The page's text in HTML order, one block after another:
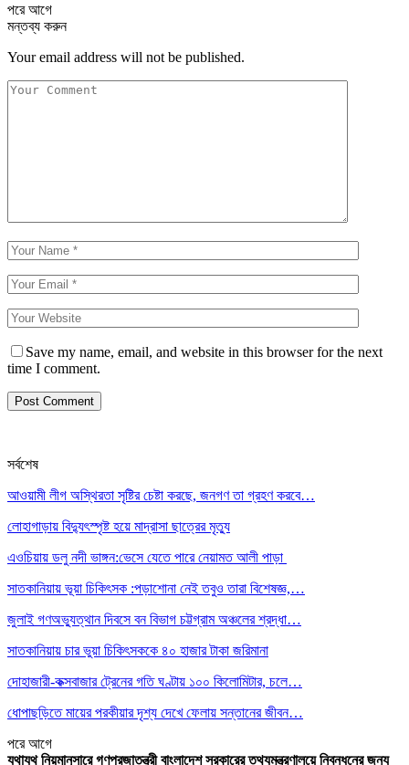
পরেআগে
মন্তব্য করুন
Your email address will not be published.
Save my name, email, and website in this browser for the next
time I comment.
সর্বশেষ
আওয়ামী লীগ অস্থিরতা সৃষ্টির চেষ্টা করছে, জনগণ তা গ্রহণ করবে…
লোহাগাড়ায় বিদ্যুৎস্পৃষ্ট হয়ে মাদ্রাসা ছাত্রের মৃত্যু
এওচিয়ায় ডলু নদী ভাঙ্গন:ভেসে যেতে পারে নেয়ামত আলী পাড়া
সাতকানিয়ায় ভূয়া চিকিৎসক :পড়াশোনা নেই তবুও তারা বিশেষজ্ঞ,…
জুলাই গণঅভ্যুত্থান দিবসে বন বিভাগ চট্টগ্রাম অঞ্চলের শ্রদ্ধা…
সাতকানিয়ায় চার ভুয়া চিকিৎসককে ৪০ হাজার টাকা জরিমানা
দোহাজারী-কক্সবাজার ট্রেনের গতি ঘণ্টায় ১০০ কিলোমিটার, চলে…
ধোপাছড়িতে মায়ের পরকীয়ার দৃশ্য দেখে ফেলায় সন্তানের জীবন…
পরেআগে
যথাযথ নিয়মানুসারে গণপ্রজাতন্ত্রী বাংলাদেশ সরকারের তথ্যমন্ত্রণালয়ে নিবন্ধনের জন্য